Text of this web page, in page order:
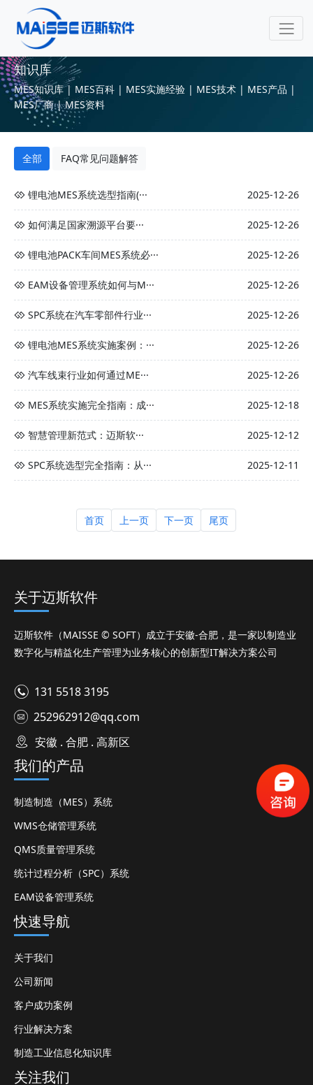
知识库
MES知识库 | MES百科 | MES实施经验 | MES技术 | MES产品 |
MES厂商 | MES资料
全部 FAQ常见问题解答
锂电池MES系统选型指南(··· 2025-12-26
如何满足国家溯源平台要··· 2025-12-26
锂电池PACK车间MES系统必··· 2025-12-26
EAM设备管理系统如何与M··· 2025-12-26
SPC系统在汽车零部件行业··· 2025-12-26
锂电池MES系统实施案例：··· 2025-12-26
汽车线束行业如何通过ME··· 2025-12-26
MES系统实施完全指南：成··· 2025-12-18
智慧管理新范式：迈斯软··· 2025-12-12
SPC系统选型完全指南：从··· 2025-12-11
首页 上一页 下一页 尾页
关于迈斯软件
迈斯软件（MAISSE © SOFT）成立于安徽-合肥，是一家以制造业
数字化与精益化生产管理为业务核心的创新型IT解决方案公司
131 5518 3195
252962912@qq.com
安徽 . 合肥 . 高新区
我们的产品
制造制造（MES）系统
WMS仓储管理系统
QMS质量管理系统
统计过程分析（SPC）系统
EAM设备管理系统
快速导航
关于我们
公司新闻
客户成功案例
行业解决方案
制造工业信息化知识库
关注我们